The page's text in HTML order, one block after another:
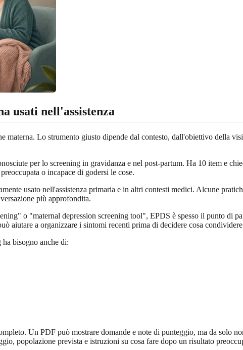
usati nell'assistenza
materna. Lo strumento giusto dipende dal contesto, dall'obiettivo della
per lo screening in gravidanza e nel post-partum. Ha 10 item e
o incapace di godersi le cose.
usato nell'assistenza primaria e in altri contesti medici. Alcune
più approfondita.
o "maternal depression screening tool", EPDS è spesso il punto di
aiutare a organizzare i sintomi recenti prima di decidere cosa
bisogno anche di:
Un PDF può mostrare domande e note di punteggio, ma da solo
popolazione prevista e istruzioni su cosa fare dopo un risultato